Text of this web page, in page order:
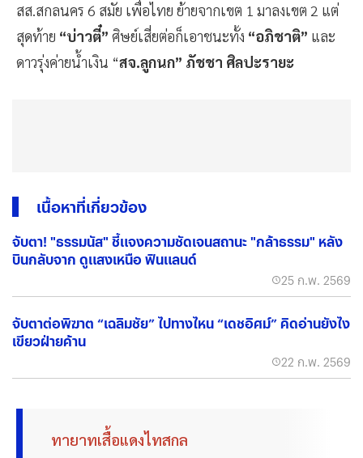
สส.สกลนคร 6 สมัย เพื่อไทย ย้ายจากเขต 1 มาลงเขต 2 แต่
สุดท้าย “บ่าวตี๋” ศิษย์เสี่ยต่อก็เอาชนะทั้ง “อภิชาติ” และ
ดาวรุ่งค่ายน้ำเงิน “สจ.ลูกนก” ภัชชา ศิลปะรายะ
เนื้อหาที่เกี่ยวข้อง
จับตา! "ธรรมนัส" ชี้แจงความชัดเจนสถานะ "กล้าธรรม" หลัง
บินกลับจาก ดูแสงเหนือ ฟินแลนด์
25 ก.พ. 2569
จับตาต่อพิฆาต “เฉลิมชัย” ไปทางไหน “เดชอิศม์” คิดอ่านยังไง
เขียวฝ่ายค้าน
22 ก.พ. 2569
ทายาทเสื้อแดงไทสกล